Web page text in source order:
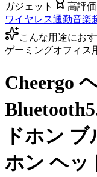
ガジェット
高評価
ワイヤレス通勤音楽
こんな用途にお
ゲーミングオフィス
Cheergo
ドホン
ホン ヘッ